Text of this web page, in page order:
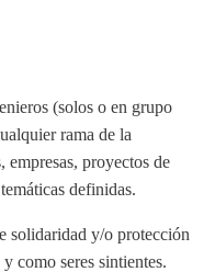
(solos o en grupo
rama de la
proyectos de
definidas.
solidaridad y/o protección
como seres sintientes.